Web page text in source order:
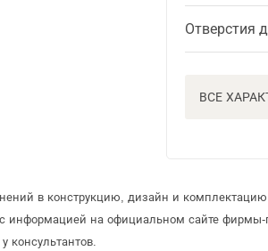
Отверстия
ВСЕ
в конструкцию, дизайн и комплектацию
информацией на официальном сайте фирмы-
консультантов.